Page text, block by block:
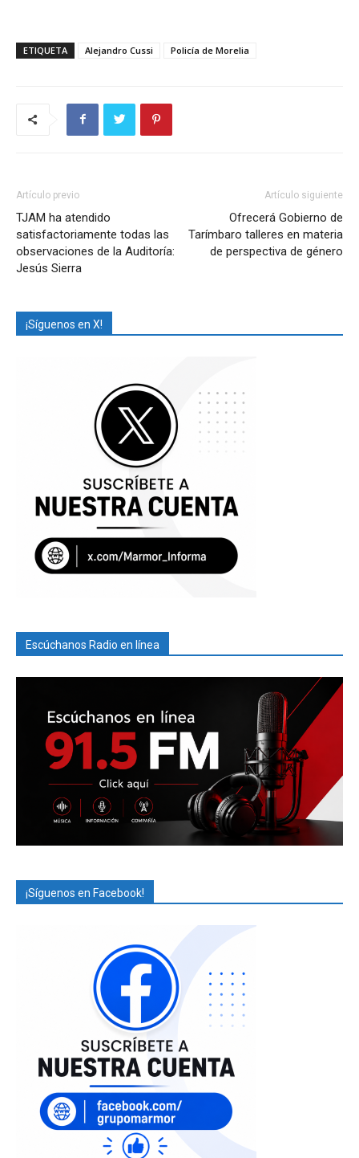
ETIQUETA Alejandro Cussi Policía de Morelia
Artículo previo
TJAM ha atendido
satisfactoriamente todas las
observaciones de la Auditoría:
Jesús Sierra
Artículo siguiente
Ofrecerá Gobierno de
Tarímbaro talleres en materia
de perspectiva de género
¡Síguenos en X!
Escúchanos Radio en línea
¡Síguenos en Facebook!